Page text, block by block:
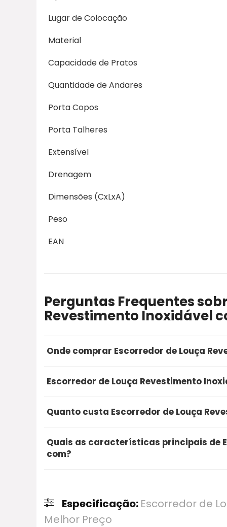
Lugar de Colocação
Material
Capacidade de Pratos
Quantidade de Andares
Porta Copos
Porta Talheres
Extensível
Drenagem
Dimensões (CxLxA)
Peso
EAN
Perguntas Frequentes
Revestimento Inoxidável
Onde comprar Escorredor de Louça
A opção mais segura e recomendada para
é através do Mercado Livre. Utilizando o
Escorredor de Louça Revestimento
Sim, a Escorredor de Louça Revestimento
com excelentes avaliações de
Quanto custa Escorredor de Louça
Atualmente, o Escorredor de Louça
aproximadamente R$ 96,90.
Quais as características principais de
com?
automática 360° que direciona a água para
copos, e montagem modular sem parafusos
Especificação: Escorredor de
Melhor Preço